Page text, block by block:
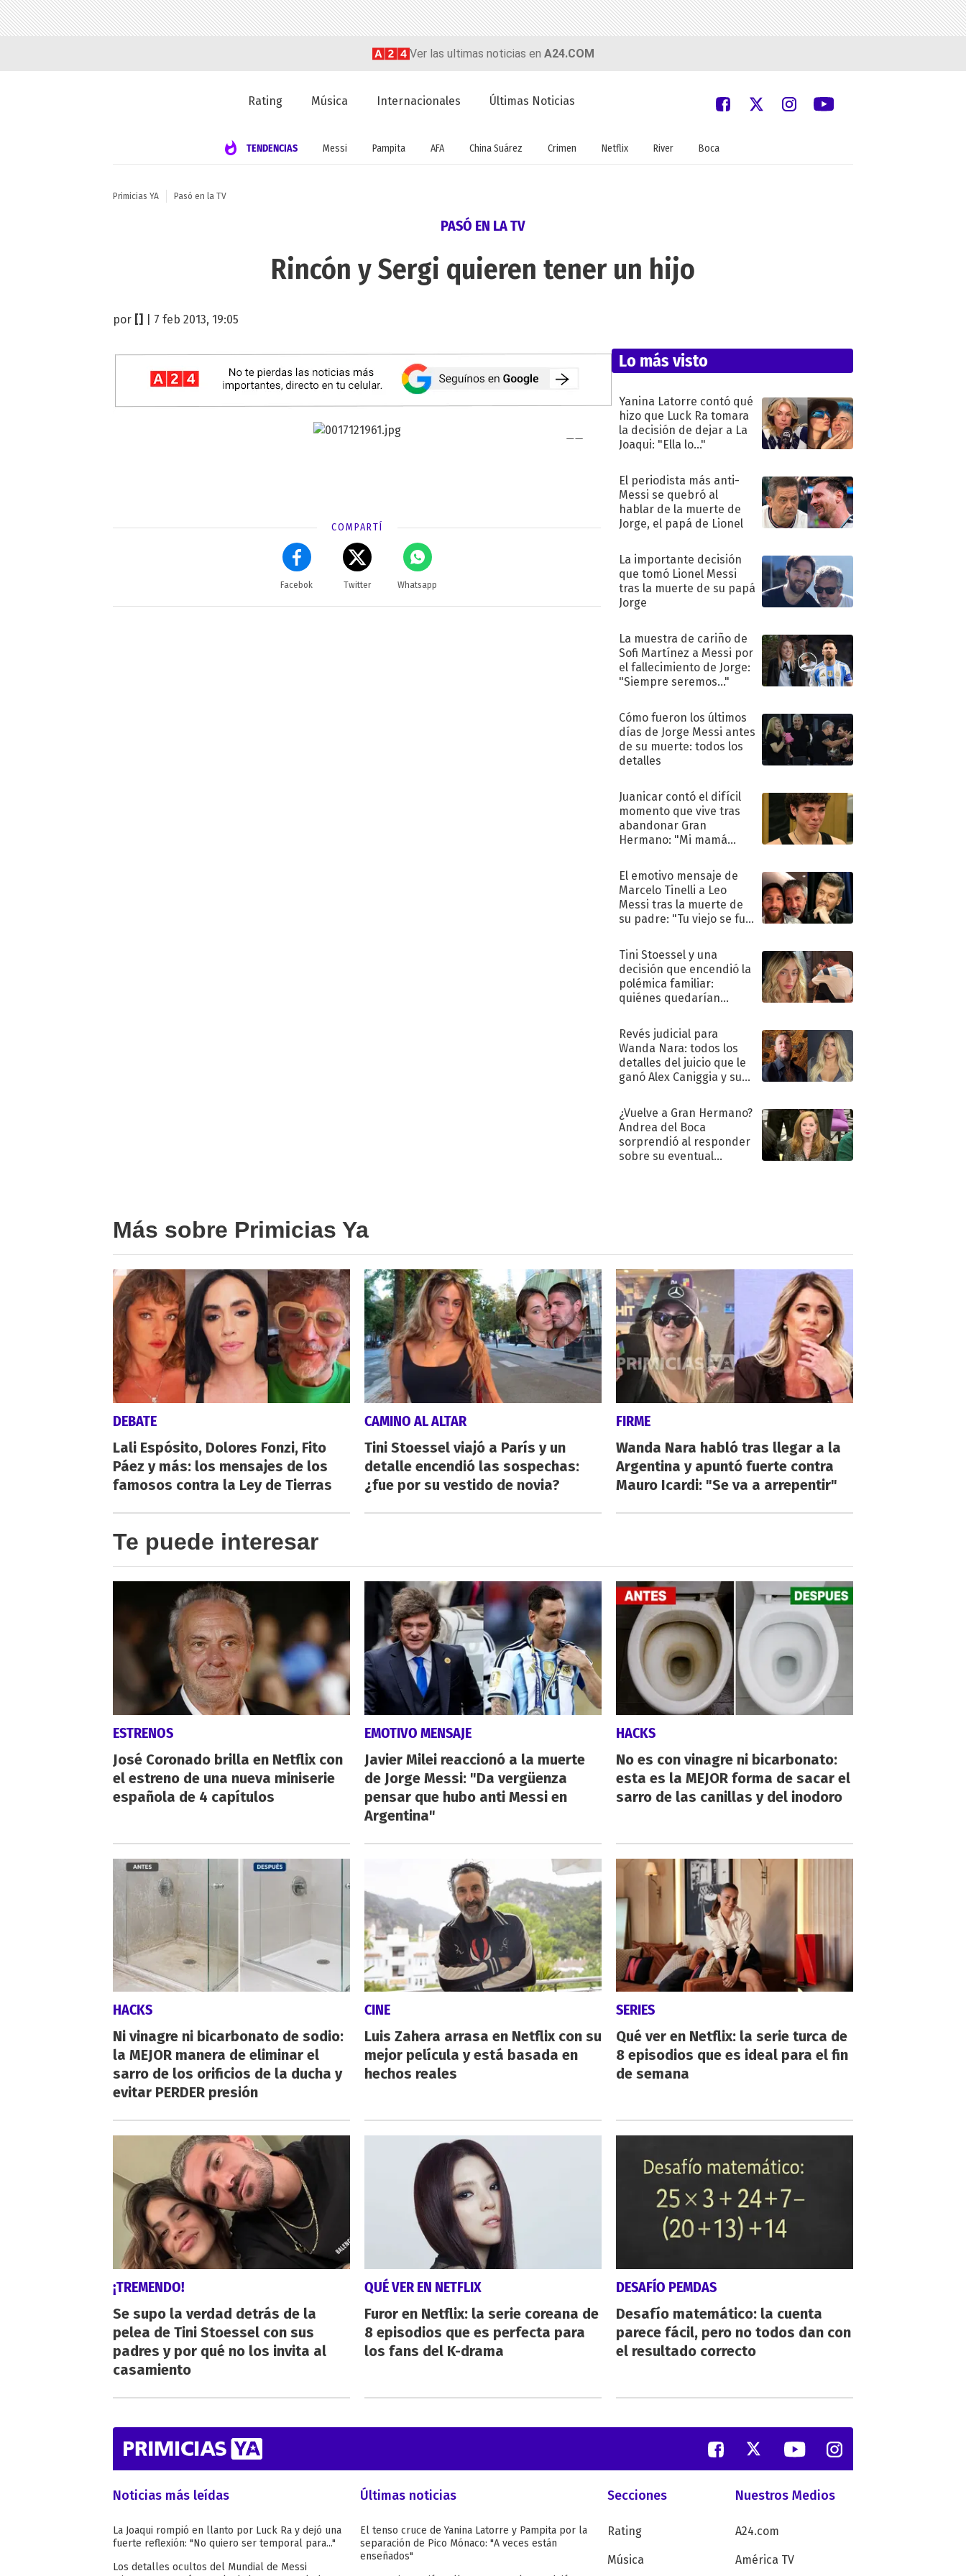
Ver las ultimas noticias en A24.COM
Rating Música Internacionales Últimas Noticias
TENDENCIAS Messi Pampita AFA China Suárez Crimen Netflix River Boca
Primicias YA Pasó en la TV
PASÓ EN LA TV
Rincón y Sergi quieren tener un hijo
por | 7 feb 2013, 19:05
COMPARTÍ
Facebok Twitter Whatsapp
Lo más visto
Yanina Latorre contó qué
hizo que Luck Ra tomara
la decisión de dejar a La
Joaqui: "Ella lo..."
El periodista más anti-
Messi se quebró al
hablar de la muerte de
Jorge, el papá de Lionel
La importante decisión
que tomó Lionel Messi
tras la muerte de su papá
Jorge
La muestra de cariño de
Sofi Martínez a Messi por
el fallecimiento de Jorge:
"Siempre seremos..."
Cómo fueron los últimos
días de Jorge Messi antes
de su muerte: todos los
detalles
Juanicar contó el difícil
momento que vive tras
abandonar Gran
Hermano: "Mi mamá
El emotivo mensaje de
Marcelo Tinelli a Leo
Messi tras la muerte de
su padre: "Tu viejo se fue
Tini Stoessel y una
decisión que encendió la
polémica familiar:
quiénes quedarían
Revés judicial para
Wanda Nara: todos los
detalles del juicio que le
ganó Alex Caniggia y sus
¿Vuelve a Gran Hermano?
Andrea del Boca
sorprendió al responder
sobre su eventual
Más sobre Primicias Ya
DEBATE
Lali Espósito, Dolores Fonzi, Fito
Páez y más: los mensajes de los
famosos contra la Ley de Tierras
CAMINO AL ALTAR
Tini Stoessel viajó a París y un
detalle encendió las sospechas:
¿fue por su vestido de novia?
FIRME
Wanda Nara habló tras llegar a la
Argentina y apuntó fuerte contra
Mauro Icardi: "Se va a arrepentir"
Te puede interesar
ESTRENOS
José Coronado brilla en Netflix con
el estreno de una nueva miniserie
española de 4 capítulos
EMOTIVO MENSAJE
Javier Milei reaccionó a la muerte
de Jorge Messi: "Da vergüenza
pensar que hubo anti Messi en
Argentina"
HACKS
No es con vinagre ni bicarbonato:
esta es la MEJOR forma de sacar el
sarro de las canillas y del inodoro
HACKS
Ni vinagre ni bicarbonato de sodio:
la MEJOR manera de eliminar el
sarro de los orificios de la ducha y
evitar PERDER presión
CINE
Luis Zahera arrasa en Netflix con su
mejor película y está basada en
hechos reales
SERIES
Qué ver en Netflix: la serie turca de
8 episodios que es ideal para el fin
de semana
¡TREMENDO!
Se supo la verdad detrás de la
pelea de Tini Stoessel con sus
padres y por qué no los invita al
casamiento
QUÉ VER EN NETFLIX
Furor en Netflix: la serie coreana de
8 episodios que es perfecta para
los fans del K-drama
DESAFÍO PEMDAS
Desafío matemático: la cuenta
parece fácil, pero no todos dan con
el resultado correcto
Noticias más leídas
La Joaqui rompió en llanto por Luck Ra y dejó una
fuerte reflexión: "No quiero ser temporal para..."
Los detalles ocultos del Mundial de Messi
Últimas noticias
El tenso cruce de Yanina Latorre y Pampita por la
separación de Pico Mónaco: "A veces están
enseñados"
Secciones
Rating
Música
Nuestros Medios
A24.com
América TV